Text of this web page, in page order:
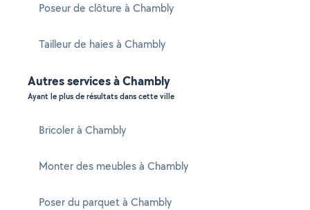
Poseur de clôture à Chambly
Tailleur de haies à Chambly
Autres services à Chambly
Ayant le plus de résultats dans cette ville
Bricoler à Chambly
Monter des meubles à Chambly
Poser du parquet à Chambly